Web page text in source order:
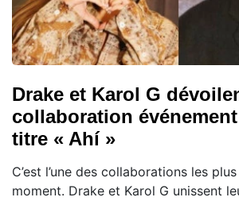
Drake et Karol G
collaboration
titre « Ahí »
C’est l’une des collaborations les
moment. Drake et Karol G unissent